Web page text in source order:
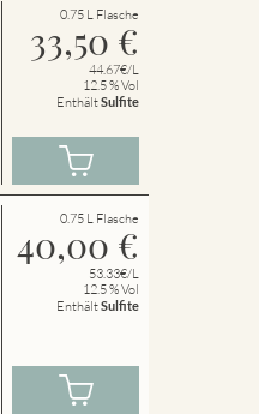
0.75 L Flasche
33,50 €
44.67€/L
12.5 % Vol
EnthältSulfite
0.75 L Flasche
40,00 €
53.33€/L
12.5 % Vol
EnthältSulfite